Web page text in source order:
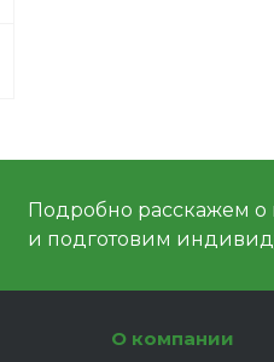
Подробно расскажем о
и подготовим
О компании